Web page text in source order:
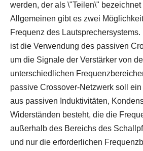
werden, der als \"Teilen\" bezeichnet
Allgemeinen gibt es zwei
Frequenz des
ist die Verwendung des passiven
um die Signale der Verstärker von
unterschiedlichen
passive Crossover-Netzwerk soll
aus passiven Induktivitäten,
Widerständen besteht, die die
außerhalb des Bereichs des
und nur die erforderlichen